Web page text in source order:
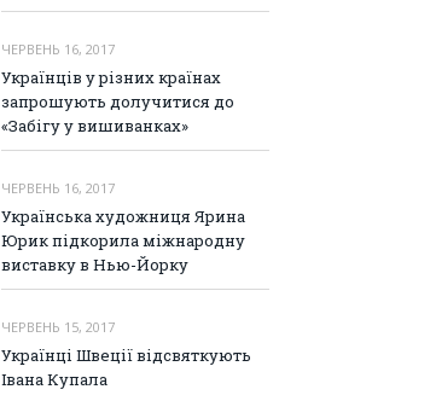
ЧЕРВЕНЬ 16, 2017
Українців у різних країнах
запрошують долучитися до
«Забігу у вишиванках»
ЧЕРВЕНЬ 16, 2017
Українська художниця Ярина
Юрик підкорила міжнародну
виставку в Нью-Йорку
ЧЕРВЕНЬ 15, 2017
Українці Швеції відсвяткують
Івана Купала